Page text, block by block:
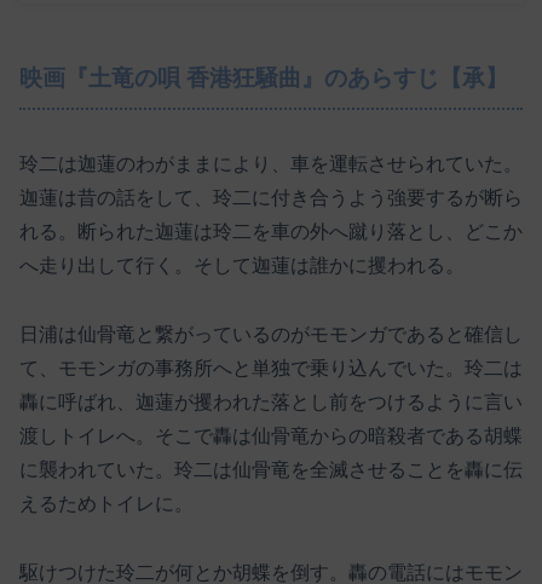
映画『土竜の唄 香港狂騒曲』のあらすじ【承】
玲二は迦蓮のわがままにより、車を運転させられていた。
迦蓮は昔の話をして、玲二に付き合うよう強要するが断ら
れる。断られた迦蓮は玲二を車の外へ蹴り落とし、どこか
へ走り出して行く。そして迦蓮は誰かに攫われる。
日浦は仙骨竜と繋がっているのがモモンガであると確信し
て、モモンガの事務所へと単独で乗り込んでいた。玲二は
轟に呼ばれ、迦蓮が攫われた落とし前をつけるように言い
渡しトイレへ。そこで轟は仙骨竜からの暗殺者である胡蝶
に襲われていた。玲二は仙骨竜を全滅させることを轟に伝
えるためトイレに。
駆けつけた玲二が何とか胡蝶を倒す。轟の電話にはモモン